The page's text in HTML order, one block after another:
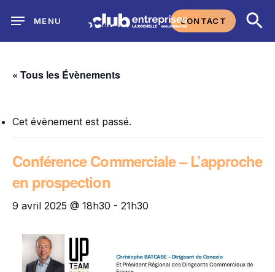
main
CONTACT
MENU
« Tous les Évènements
Cet évènement est passé.
Conférence Commerciale – L’approche
en prospection
9 avril 2025 @ 18h30 - 21h30